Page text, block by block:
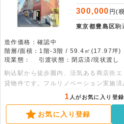
300,000 円(
東京都豊島区駒
造作価格：確認中
階層/面積：1階-3階 / 59.4㎡(17.97坪)
現業態：
引渡状態：閉店済/現状渡し
駒込駅から徒歩圏内、活気ある商店街
貸物件です。フルリノベーション実施
照明を備えた快適な空間。詳細につき
い。 面積：1階20.84平米（6.3坪）
階17.28平米（5.22坪）
1 人がお気に入り登
お気に入り登録